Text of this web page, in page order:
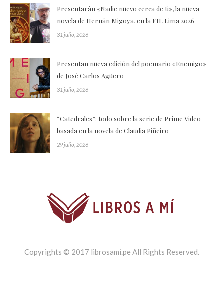
Presentarán «Nadie nuevo cerca de ti», la nueva
novela de Hernán Migoya, en la FIL Lima 2026
31 julio, 2026
Presentan nueva edición del poemario «Enemigo»
de José Carlos Agüero
31 julio, 2026
“Catedrales”: todo sobre la serie de Prime Video
basada en la novela de Claudia Piñeiro
29 julio, 2026
Copyrights © 2017 librosami.pe All Rights Reserved.